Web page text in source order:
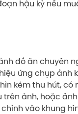
hậu kỳ nếu
đồ ăn chuyên
ứng chụp ảnh
kém thu hút,
ảnh, hoặc
vào khung